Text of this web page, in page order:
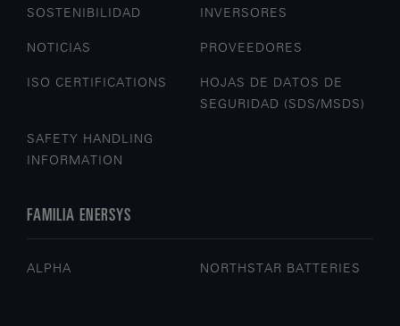
SOSTENIBILIDAD INVERSORES
NOTICIAS PROVEEDORES
ISO CERTIFICATIONS
HOJAS DE DATOS DE
SEGURIDAD (SDS/MSDS)
SAFETY HANDLING
INFORMATION
FAMILIA ENERSYS
ALPHA NORTHSTAR BATTERIES